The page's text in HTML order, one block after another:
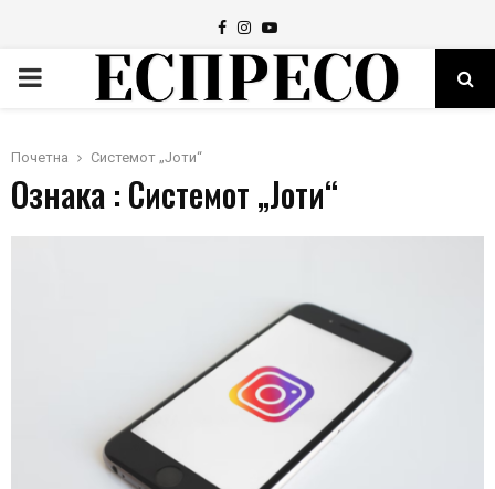
Facebook
Instagram
Youtube
PRIMARY
Почетна Системот „Јоти“
Ознака : Системот „Јоти“